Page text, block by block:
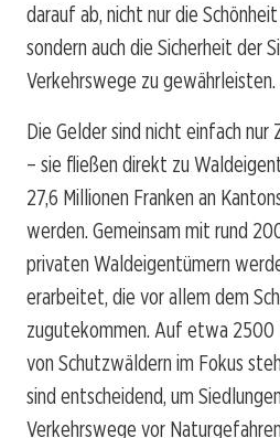
darauf ab, nicht nur die
sondern auch die Sicherheit der
Verkehrswege zu gewährleisten.
Die Gelder sind nicht einfach nur
– sie fließen direkt zu
27,6 Millionen Franken an
werden. Gemeinsam mit rund
privaten Waldeigentümern
erarbeitet, die vor allem dem
zugutekommen. Auf etwa
von Schutzwäldern im Fokus
sind entscheidend, um
Verkehrswege vor